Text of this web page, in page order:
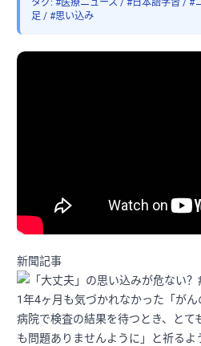
タグ: #医療ニュース / #日本語学習 / #
足 / #思い込み
新聞記事
1年4ヶ月も気づかれなかった「がん
病院で検査の結果を待つとき、とて
も問題ありませんように」と祈る